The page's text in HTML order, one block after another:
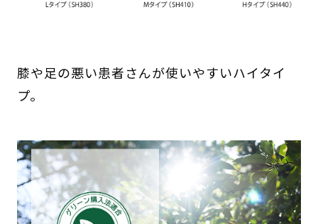
膝や足の悪い患者さんが使いやすいハイタイ
プ。